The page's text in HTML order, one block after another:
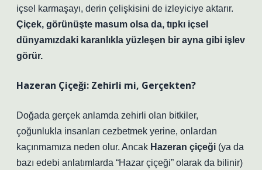
içsel karmaşayı, derin çelişkisini de izleyiciye aktarır.
Çiçek, görünüşte masum olsa da, tıpkı içsel
dünyamızdaki karanlıkla yüzleşen bir ayna gibi işlev
görür.
Hazeran Çiçeği: Zehirli mi, Gerçekten?
Doğada gerçek anlamda zehirli olan bitkiler,
çoğunlukla insanları cezbetmek yerine, onlardan
kaçınmamıza neden olur. Ancak Hazeran çiçeği (ya da
bazı edebi anlatımlarda “Hazar çiçeği” olarak da bilinir)